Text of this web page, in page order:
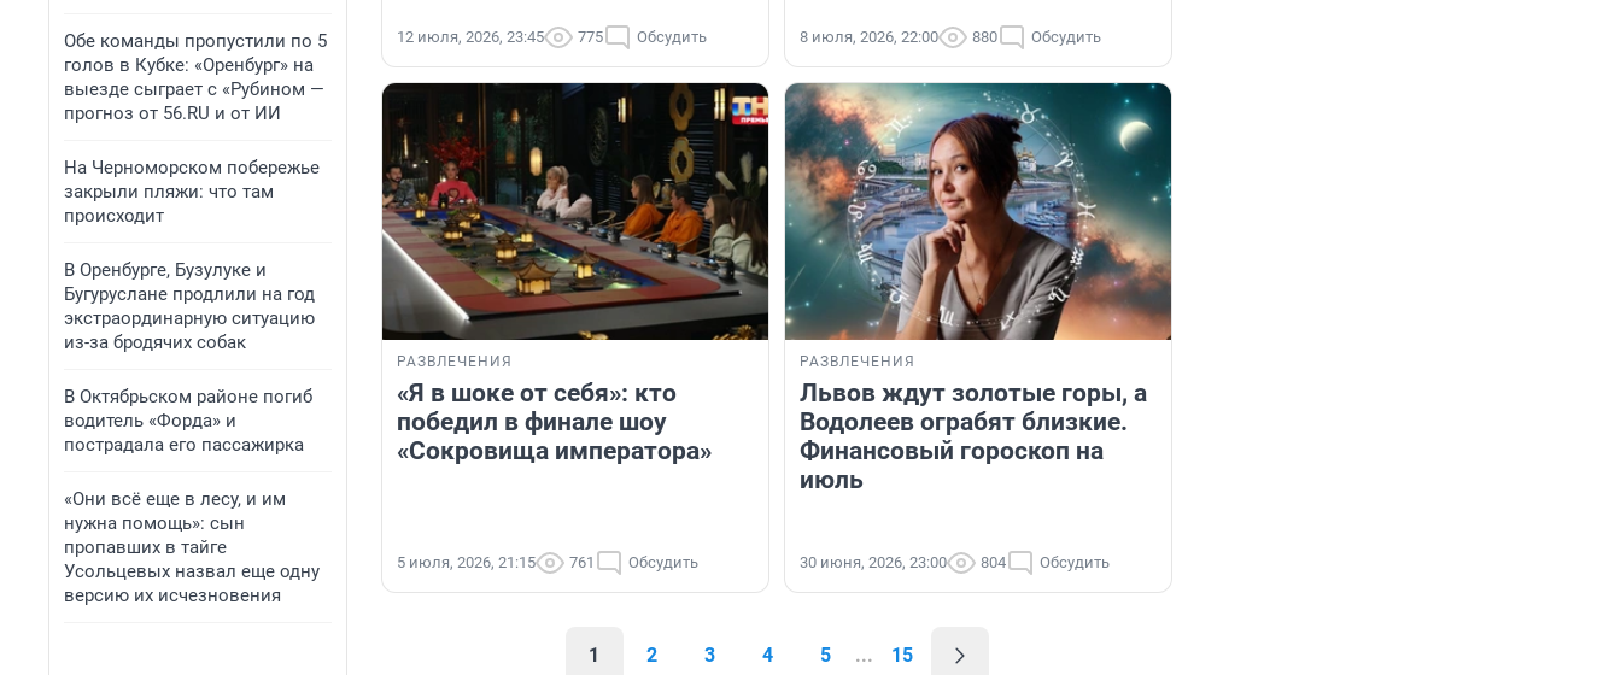
Обе команды пропустили по 5
голов в Кубке: «Оренбург» на
выезде сыграет с «Рубином —
прогноз от 56.RU и от ИИ
На Черноморском побережье
закрыли пляжи: что там
происходит
В Оренбурге, Бузулуке и
Бугуруслане продлили на год
экстраординарную ситуацию
из-за бродячих собак
В Октябрьском районе погиб
водитель «Форда» и
пострадала его пассажирка
«Они всё еще в лесу, и им
нужна помощь»: сын
пропавших в тайге
Усольцевых назвал еще одну
версию их исчезновения
12 июля, 2026, 23:45 775 Обсудить 8 июля, 2026, 22:00 880 Обсудить
РАЗВЛЕЧЕНИЯ
«Я в шоке от себя»: кто
победил в финале шоу
«Сокровища императора»
5 июля, 2026, 21:15 761 Обсудить
РАЗВЛЕЧЕНИЯ
Львов ждут золотые горы, а
Водолеев ограбят близкие.
Финансовый гороскоп на
июль
30 июня, 2026, 23:00 804 Обсудить
1 2 3 4 5 ... 15